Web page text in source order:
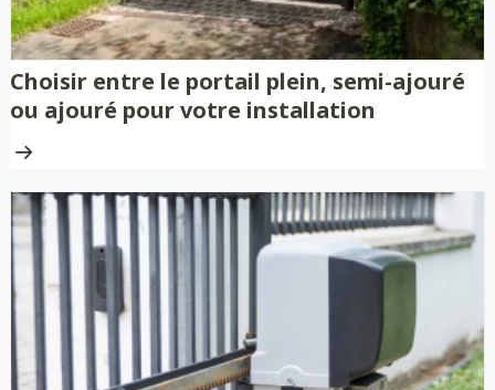
Choisir entre le portail plein, semi-ajouré
ou ajouré pour votre installation